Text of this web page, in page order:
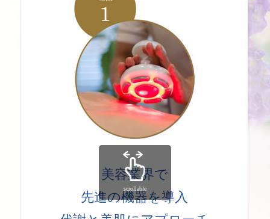
美容業界で
先進の機器を導入
scrollable